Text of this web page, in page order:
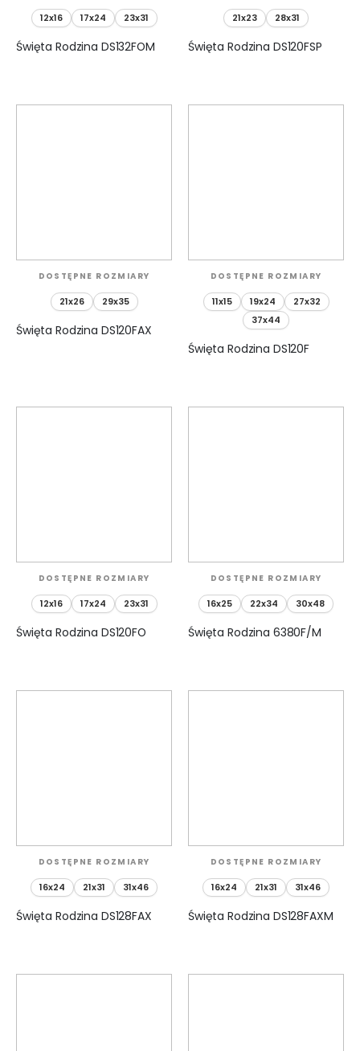
12x16 17x24 23x31
Święta Rodzina DS132FOM
21x23 28x31
Święta Rodzina DS120FSP
DOSTĘPNE ROZMIARY
21x26 29x35
Święta Rodzina DS120FAX
DOSTĘPNE ROZMIARY
11x15 19x24
27x32
37x44
Święta Rodzina DS120F
DOSTĘPNE ROZMIARY
12x16 17x24 23x31
Święta Rodzina DS120FO
DOSTĘPNE ROZMIARY
16x25 22x34 30x48
Święta Rodzina 6380F/M
DOSTĘPNE ROZMIARY
16x24 21x31 31x46
Święta Rodzina DS128FAX
DOSTĘPNE ROZMIARY
16x24 21x31 31x46
Święta Rodzina DS128FAXM